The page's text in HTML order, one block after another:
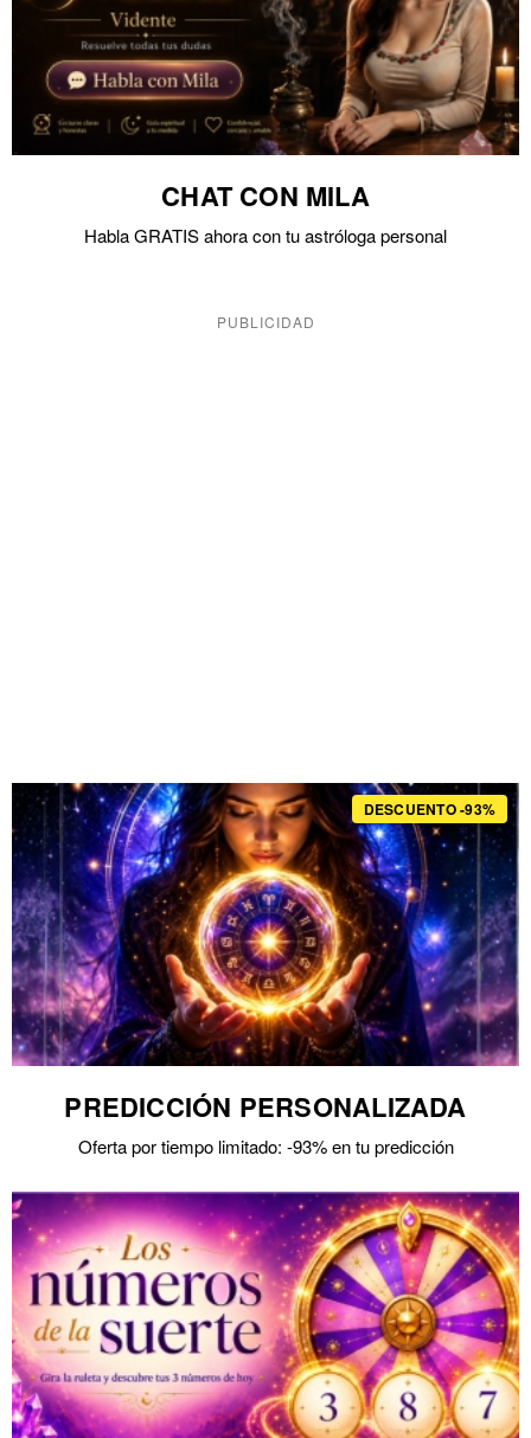
CHAT CON MILA
Habla GRATIS ahora con tu astróloga personal
DESCUENTO -93%
PREDICCIÓN PERSONALIZADA
Oferta por tiempo limitado: -93% en tu predicción